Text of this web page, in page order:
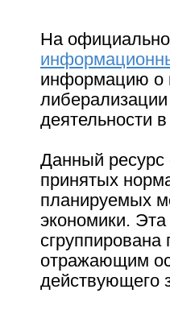
На
информацию о
деятельности
Данный
принятых
планируемых
экономики.
отражающим
действующего